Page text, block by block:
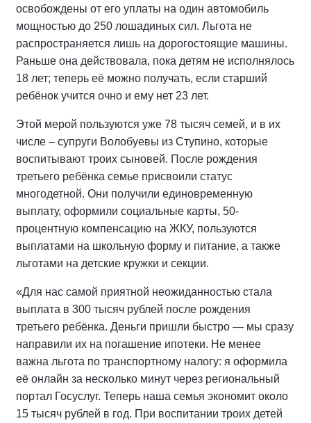
освобождены от его уплаты на один автомобиль
мощностью до 250 лошадиных сил. Льгота не
распространяется лишь на дорогостоящие машины.
Раньше она действовала, пока детям не исполнялось
18 лет; теперь её можно получать, если старший
ребёнок учится очно и ему нет 23 лет.
Этой мерой пользуются уже 78 тысяч семей, и в их
числе – супруги Волобуевы из Ступино, которые
воспитывают троих сыновей. После рождения
третьего ребёнка семье присвоили статус
многодетной. Они получили единовременную
выплату, оформили социальные карты, 50-
процентную компенсацию на ЖКУ, пользуются
выплатами на школьную форму и питание, а также
льготами на детские кружки и секции.
«Для нас самой приятной неожиданностью стала
выплата в 300 тысяч рублей после рождения
третьего ребёнка. Деньги пришли быстро — мы сразу
направили их на погашение ипотеки. Не менее
важна льгота по транспортному налогу: я оформила
её онлайн за несколько минут через региональный
портал Госуслуг. Теперь наша семья экономит около
15 тысяч рублей в год. При воспитании троих детей